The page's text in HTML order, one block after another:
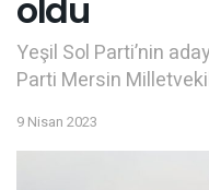
oldu
Yeşil Sol Parti’nin
Parti Mersin
9 Nisan 2023